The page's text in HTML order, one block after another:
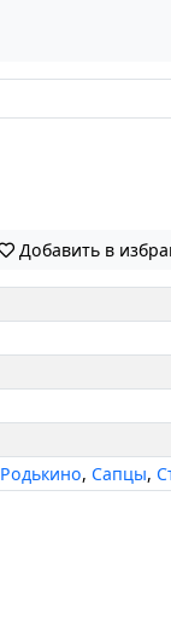
Добавить в
Родькино, Сапцы,